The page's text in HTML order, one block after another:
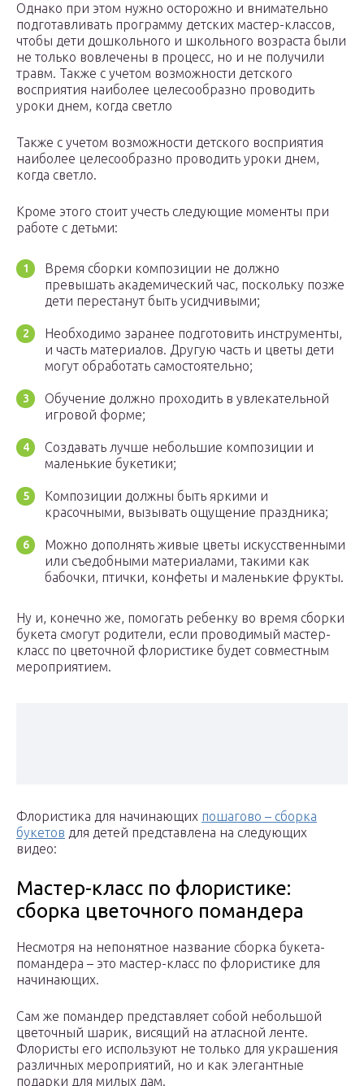
Однако при этом нужно осторожно и внимательно
подготавливать программу детских мастер-классов,
чтобы дети дошкольного и школьного возраста были
не только вовлечены в процесс, но и не получили
травм. Также с учетом возможности детского
восприятия наиболее целесообразно проводить
уроки днем, когда светло
Также с учетом возможности детского восприятия
наиболее целесообразно проводить уроки днем,
когда светло.
Кроме этого стоит учесть следующие моменты при
работе с детьми:
Время сборки композиции не должно
превышать академический час, поскольку позже
дети перестанут быть усидчивыми;
Необходимо заранее подготовить инструменты,
и часть материалов. Другую часть и цветы дети
могут обработать самостоятельно;
Обучение должно проходить в увлекательной
игровой форме;
Создавать лучше небольшие композиции и
маленькие букетики;
Композиции должны быть яркими и
красочными, вызывать ощущение праздника;
Можно дополнять живые цветы искусственными
или съедобными материалами, такими как
бабочки, птички, конфеты и маленькие фрукты.
Ну и, конечно же, помогать ребенку во время сборки
букета смогут родители, если проводимый мастер-
класс по цветочной флористике будет совместным
мероприятием.
Флористика для начинающих пошагово – сборка
букетов для детей представлена на следующих
видео:
Мастер-класс по флористике:
сборка цветочного помандера
Несмотря на непонятное название сборка букета-
помандера – это мастер-класс по флористике для
начинающих.
Сам же помандер представляет собой небольшой
цветочный шарик, висящий на атласной ленте.
Флористы его используют не только для украшения
различных мероприятий, но и как элегантные
подарки для милых дам.